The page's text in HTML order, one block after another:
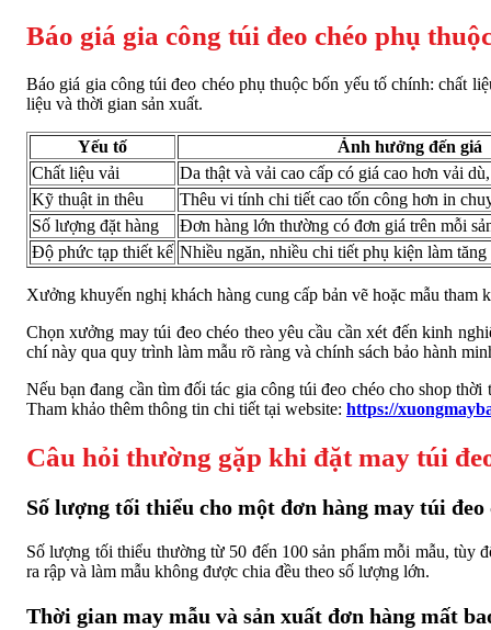
Báo giá gia công túi đeo chéo phụ
Báo giá gia công túi đeo chéo phụ thuộc bốn yếu tố chính: chất
liệu và thời gian sản xuất.
Yếu tố
Ảnh hưởng đến giá
Chất liệu vải
Da thật và vải cao cấp có giá cao hơn vải
Kỹ thuật in thêu
Thêu vi tính chi tiết cao tốn công hơn in
Số lượng đặt hàng
Đơn hàng lớn thường có đơn giá trên mỗi
Độ phức tạp thiết kế Nhiều ngăn, nhiều chi tiết phụ kiện làm
Xưởng khuyến nghị khách hàng cung cấp bản vẽ hoặc mẫu
Chọn xưởng may túi đeo chéo theo yêu cầu cần xét đến kinh
chí này qua quy trình làm mẫu rõ ràng và chính sách bảo hành
Nếu bạn đang cần tìm đối tác gia công túi đeo chéo cho shop
Tham khảo thêm thông tin chi tiết tại website: https://
Câu hỏi thường gặp khi đặt may túi
Số lượng tối thiểu cho một đơn hàng may túi đeo
Số lượng tối thiểu thường từ 50 đến 100 sản phẩm mỗi mẫu, tùy
ra rập và làm mẫu không được chia đều theo số lượng lớn.
Thời gian may mẫu và sản xuất đơn hàng mất